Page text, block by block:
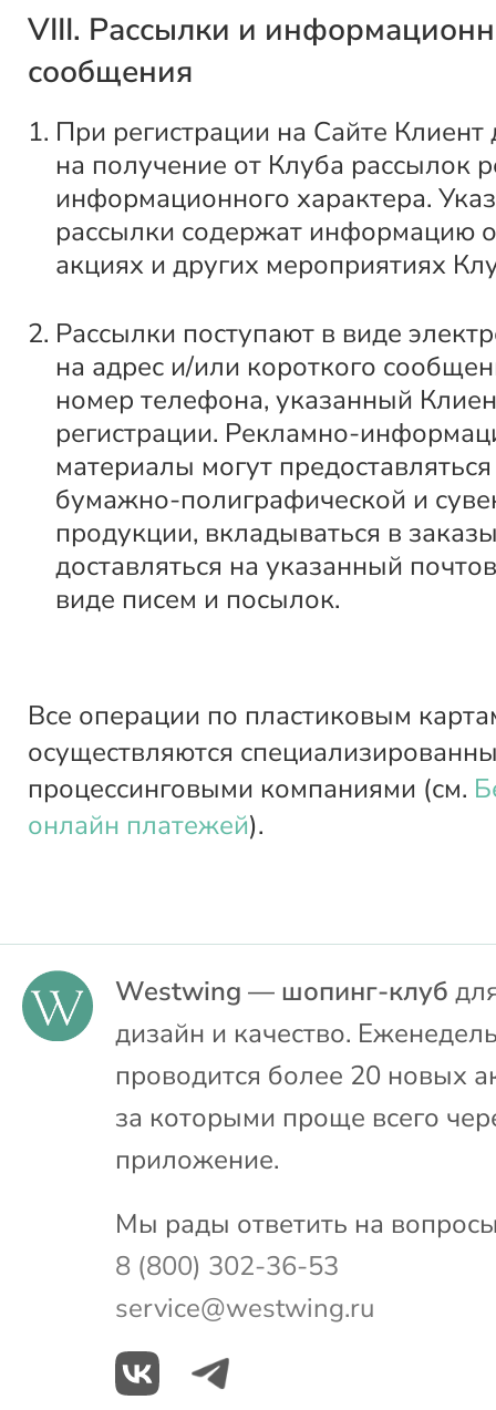
VIII. Рассылки и
сообщения
При регистрации на Сайте Клиент
на получение от Клуба рассылок
информационного характера.
рассылки содержат информацию
акциях и других мероприятиях
Рассылки поступают в виде
на адрес и/или короткого
номер телефона, указанный
регистрации. Рекламно-
материалы могут
бумажно-полиграфической и
продукции, вкладываться в
доставляться на указанный
виде писем и посылок.
Все операции по пластиковым
осуществляются
процессинговыми компаниями (см.
онлайн платежей).
Westwing — шопинг-клуб
дизайн и качество.
проводится более 20 новых
за которыми проще всего
приложение.
Мы рады ответить на
8 (800) 302-36-53
service@westwing.ru